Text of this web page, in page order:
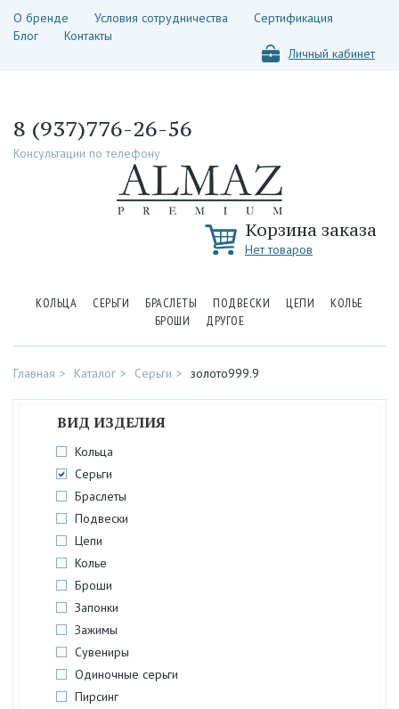
О бренде Условия сотрудничества
Сертификация
Блог
Контакты
Личный кабинет
8 (937)776-26-56
Консультации по телефону
Корзина заказа
Нет товаров
КОЛЬЦА СЕРЬГИ БРАСЛЕТЫ ПОДВЕСКИ ЦЕПИ
КОЛЬЕ
БРОШИ
ДРУГОЕ
Главная Каталог Серьги золото999.9
ВИД ИЗДЕЛИЯ
Кольца
Серьги
Браслеты
Подвески
Цепи
Колье
Броши
Запонки
Зажимы
Сувениры
Одиночные серьги
Пирсинг